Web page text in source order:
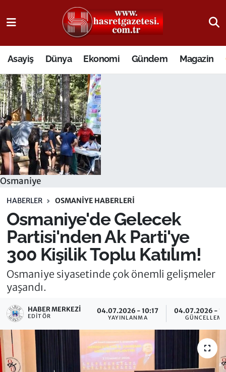
Asayiş Dünya Ekonomi Gündem Magazin
Osmaniye
HABERLER OSMANIYE HABERLERI
Osmaniye'de Gelecek
Partisi'nden Ak Parti'ye
300 Kişilik Toplu Katılım!
Osmaniye siyasetinde çok önemli gelişmeler
yaşandı.
HABER MERKEZI
EDITÖR
04.07.2026 - 10:17
YAYINLANMA
04.07.2026 -
GÜNCELLEME
Osmaniye Nöbetçi Eczaneler
Osmaniye Hava Durumu
Osmaniye Trafik Yoğunluk Haritası
Süper Lig Puan Durumu ve Fikstür
Tüm Manşetler
Son Dakika Haberleri